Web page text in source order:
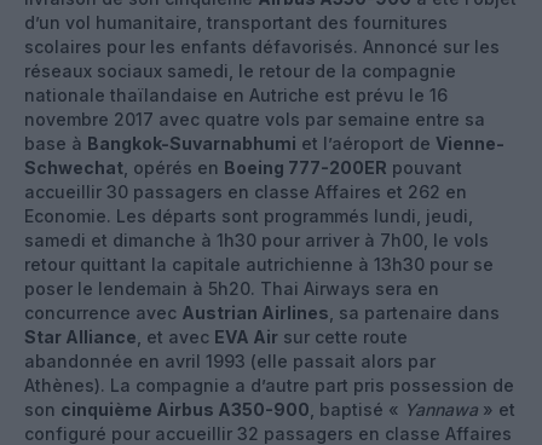
d’un vol humanitaire, transportant des fournitures
scolaires pour les enfants défavorisés. Annoncé sur les
réseaux sociaux samedi, le retour de la compagnie
nationale thaïlandaise en Autriche est prévu le 16
novembre 2017 avec quatre vols par semaine entre sa
base à Bangkok-Suvarnabhumi et l’aéroport de Vienne-
Schwechat , opérés en Boeing 777-200ER pouvant
accueillir 30 passagers en classe Affaires et 262 en
Economie. Les départs sont programmés lundi, jeudi,
samedi et dimanche à 1h30 pour arriver à 7h00, le vols
retour quittant la capitale autrichienne à 13h30 pour se
poser le lendemain à 5h20. Thai Airways sera en
concurrence avec Austrian Airlines , sa partenaire dans
Star Alliance , et avec EVA Air sur cette route
abandonnée en avril 1993 (elle passait alors par
Athènes). La compagnie a d’autre part pris possession de
son cinquième Airbus A350-900 , baptisé « Yannawa » et
configuré pour accueillir 32 passagers en classe Affaires